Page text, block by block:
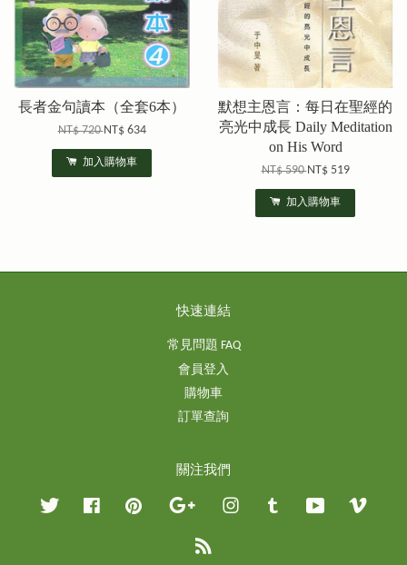
長者金句讀本（全套6本）
NT$ 720NT$ 634
加入購物車
默想主恩言：每日在聖經的
亮光中成長 Daily Meditation
on His Word
NT$ 590NT$ 519
加入購物車
快速連結
常見問題 FAQ
會員登入
購物車
訂單查詢
關注我們
Twitter Facebook Pinterest Google InstagramTumblr YouTube